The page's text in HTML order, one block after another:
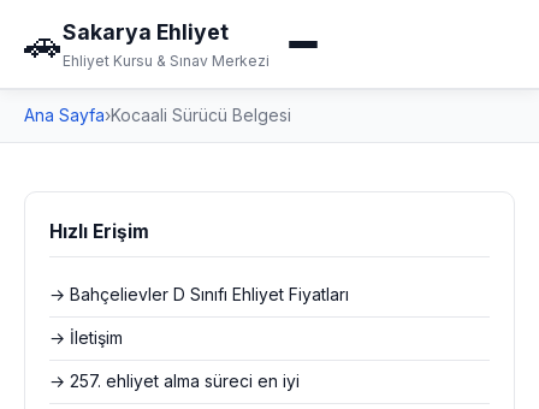
🚗Sakarya Ehliyet
Ehliyet Kursu & Sınav Merkezi
Ana Sayfa›Kocaali Sürücü Belgesi
Hızlı Erişim
→ Bahçelievler D Sınıfı Ehliyet Fiyatları
→ İletişim
→ 257. ehliyet alma süreci en iyi